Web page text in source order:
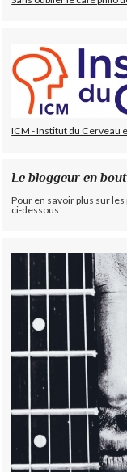
ICM - Institut du Cerveau
Le bloggeur en
Pour en savoir plus sur
ci-dessous